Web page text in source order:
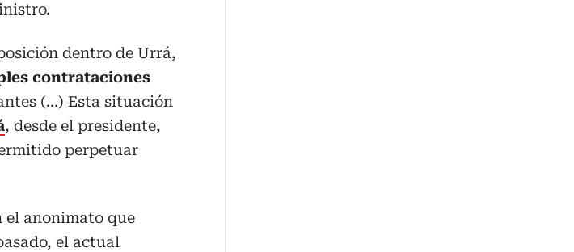
dentro de Urrá,
contrataciones
(…) Esta situación
, desde el presidente,
perpetuar
el anonimato que
el actual